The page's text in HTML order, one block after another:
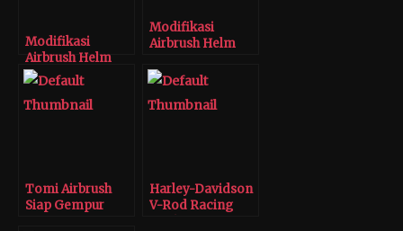
Modifikasi
Airbrush Helm
HOG
Modifikasi
Airbrush Helm
Tomi Airbrush
Siap Gempur
Harley-Davidson
V-Rod Racing